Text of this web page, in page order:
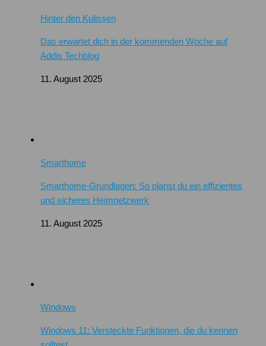
Hinter den Kulissen
Das erwartet dich in der kommenden Woche auf
Addis Techblog
11. August 2025
Smarthome
Smarthome-Grundlagen: So planst du ein effizientes
und sicheres Heimnetzwerk
11. August 2025
Windows
Windows 11: Versteckte Funktionen, die du kennen